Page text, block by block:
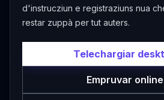
d'instrucziun e registraziuns nua
restar zuppà per tut auters.
Telechargiar
Empruvar online